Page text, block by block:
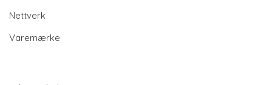
Nettverk
Varemærke